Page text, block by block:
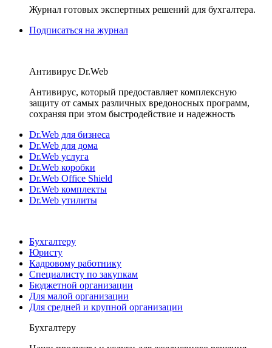
Журнал готовых экспертных решений для бухгалтера.
Подписаться на журнал
Антивирус Dr.Web
Антивирус, который предоставляет комплексную
защиту от самых различных вредоносных программ,
сохраняя при этом быстродействие и надежность
Dr.Web для бизнеса
Dr.Web для дома
Dr.Web услуга
Dr.Web коробки
Dr.Web Office Shield
Dr.Web комплекты
Dr.Web утилиты
Бухгалтеру
Юристу
Кадровому работнику
Специалисту по закупкам
Бюджетной организации
Для малой организации
Для средней и крупной организации
Бухгалтеру